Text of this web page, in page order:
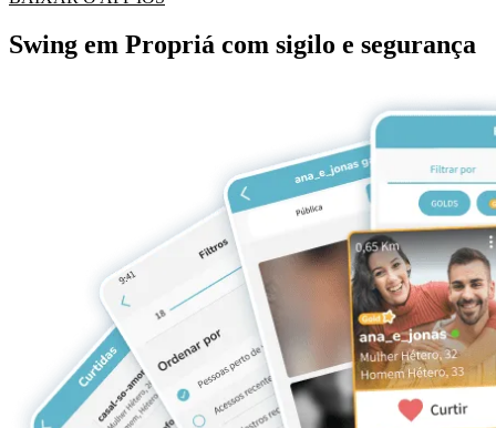
Swing em Propriá com sigilo e segurança